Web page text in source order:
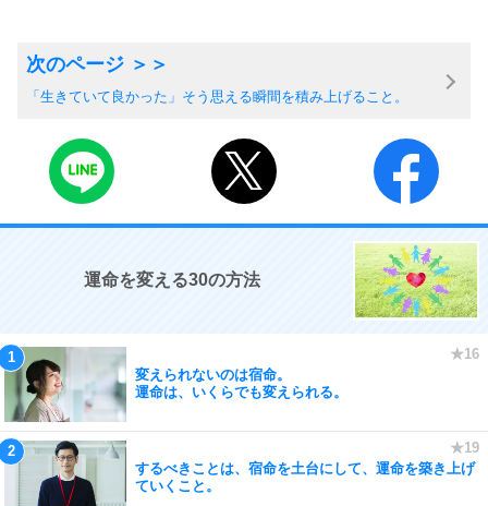
「生きていて良かった」そう思える瞬間を積み上げること。
運命を変える30の方法
変えられないのは宿命。
運命は、いくらでも変えられる。
するべきことは、宿命を土台にして、運命を築き上げ
ていくこと。